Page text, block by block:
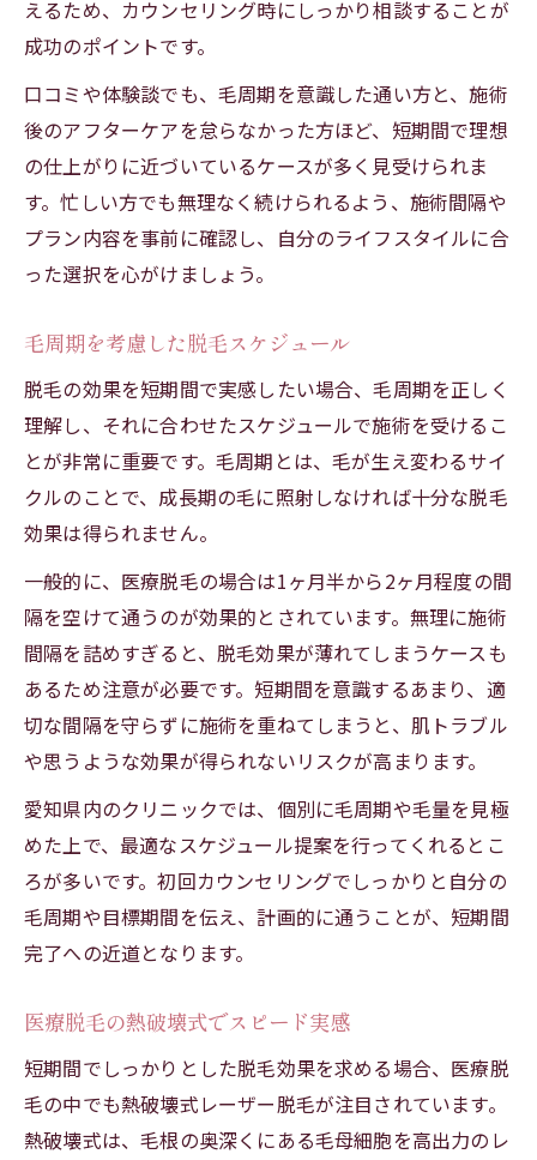
えるため、カウンセリング時にしっかり相談することが
成功のポイントです。
口コミや体験談でも、毛周期を意識した通い方と、施術
後のアフターケアを怠らなかった方ほど、短期間で理想
の仕上がりに近づいているケースが多く見受けられま
す。忙しい方でも無理なく続けられるよう、施術間隔や
プラン内容を事前に確認し、自分のライフスタイルに合
った選択を心がけましょう。
毛周期を考慮した脱毛スケジュール
脱毛の効果を短期間で実感したい場合、毛周期を正しく
理解し、それに合わせたスケジュールで施術を受けるこ
とが非常に重要です。毛周期とは、毛が生え変わるサイ
クルのことで、成長期の毛に照射しなければ十分な脱毛
効果は得られません。
一般的に、医療脱毛の場合は1ヶ月半から2ヶ月程度の間
隔を空けて通うのが効果的とされています。無理に施術
間隔を詰めすぎると、脱毛効果が薄れてしまうケースも
あるため注意が必要です。短期間を意識するあまり、適
切な間隔を守らずに施術を重ねてしまうと、肌トラブル
や思うような効果が得られないリスクが高まります。
愛知県内のクリニックでは、個別に毛周期や毛量を見極
めた上で、最適なスケジュール提案を行ってくれるとこ
ろが多いです。初回カウンセリングでしっかりと自分の
毛周期や目標期間を伝え、計画的に通うことが、短期間
完了への近道となります。
医療脱毛の熱破壊式でスピード実感
短期間でしっかりとした脱毛効果を求める場合、医療脱
毛の中でも熱破壊式レーザー脱毛が注目されています。
熱破壊式は、毛根の奥深くにある毛母細胞を高出力のレ